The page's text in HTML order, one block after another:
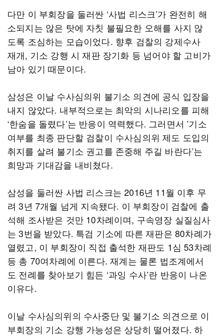
다만 이 부회장을 둘러싼 ‘사법 리스크’가 완전히 해
소되지는 않은 탓에 자칫 불필요한 오해를 사지 않
도록 조심하는 모습이었다. 향후 검찰의 강제수사
재개, 기소 강행 시 재판 장기화 등 넘어야 할 고비가
남아 있기 때문이다.
삼성은 이날 수사심의위 불기소 의견에 공식 입장을
내지 않았다. 내부적으로는 최악의 시나리오를 피해
‘한숨을 돌렸다’는 반응이 역력했다. 그러면서 ’기소
여부를 최종 판단할 검찰이 수사심의위 제도 도입의
취지를 살려 불기소 권고를 존중해 주길 바란다’는
희망과 기대감을 내비쳤다.
삼성을 둘러싼 사법 리스크는 2016년 11월 이후 무
려 3년 7개월 넘게 지속됐다. 이 부회장이 검찰에 출
석해 조사받은 것만 10차례이며, 구속영장 실질심사
는 3번을 받았다. 특검 기소에 따른 재판은 80차례가
열렸고, 이 부회장이 직접 출석한 재판도 1심 53차례
등 총 70여차례에 이른다. 재계는 물론 법조계에서
도 전례를 찾아보기 힘든 ‘과잉 수사’란 반응이 나온
이유다.
이날 수사심의위의 수사중단 및 불기소 의견으로 이
부회장의 기소 강행 가능성은 상당히 떨어졌다. 하